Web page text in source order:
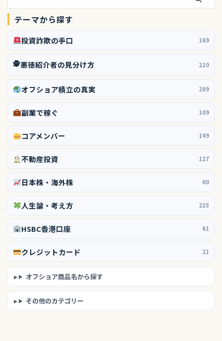
テーマから探す
投資詐欺の手口 169
🕵️悪徳紹介者の見分け方 210
オフショア積立の真実 269
副業で稼ぐ 109
コアメンバー 149
不動産投資 127
日本株・海外株 60
人生論・考え方 235
HSBC香港口座 61
クレジットカード 21
オフショア商品名から探す
その他のカテゴリー